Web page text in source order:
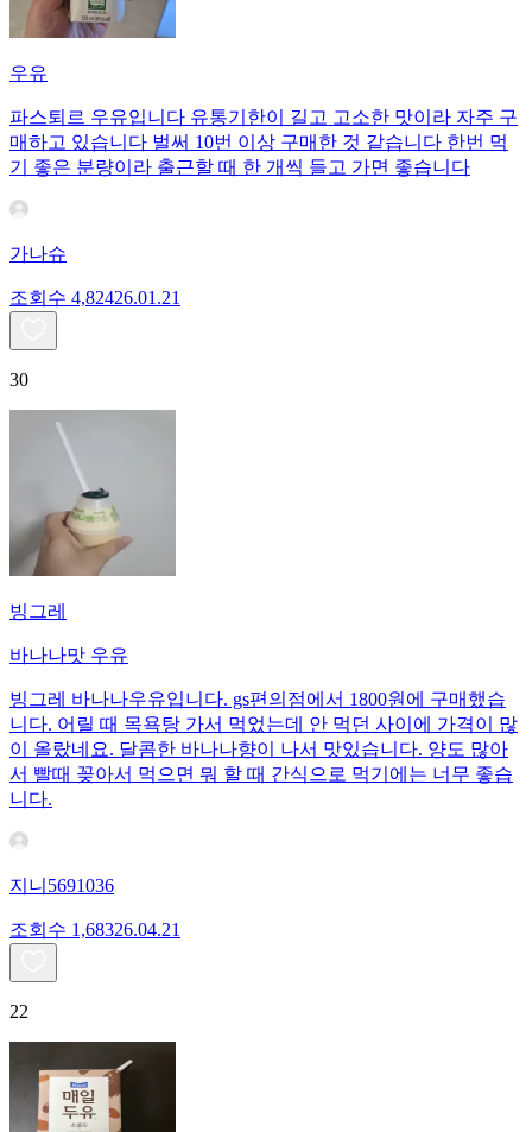
우유
파스퇴르 우유입니다 유통기한이 길고 고소한 맛이라 자주 구
매하고 있습니다 벌써 10번 이상 구매한 것 같습니다 한번 먹
기 좋은 분량이라 출근할 때 한 개씩 들고 가면 좋습니다
가나슈
조회수 4,82426.01.21
30
빙그레
바나나맛 우유
빙그레 바나나우유입니다. gs편의점에서 1800원에 구매했습
니다. 어릴 때 목욕탕 가서 먹었는데 안 먹던 사이에 가격이 많
이 올랐네요. 달콤한 바나나향이 나서 맛있습니다. 양도 많아
서 빨때 꽂아서 먹으면 뭐 할 때 간식으로 먹기에는 너무 좋습
니다.
지니5691036
조회수 1,68326.04.21
22